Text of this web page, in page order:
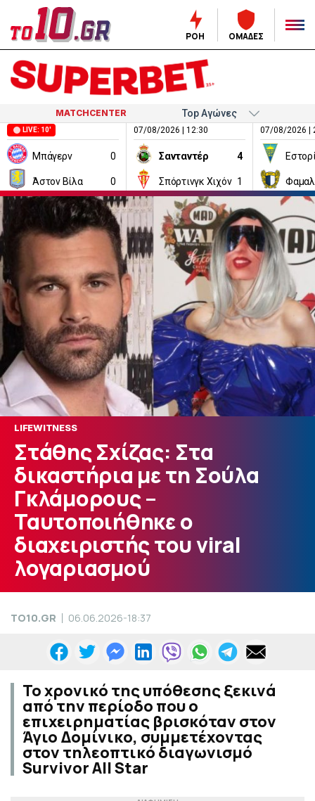
ΡΟΗ ΟΜΑΔΕΣ
MATCHCENTER
07/08/2026 | 12:30
Σανταντέρ 4
Σπόρτινγκ Χιχόν 1
LIVE: 10'
Μπάγερν 0
Άστον Βίλα 0
07/08/2026 |
LIFEWITNESS
Στάθης Σχίζας: Στα
δικαστήρια με τη Σούλα
Γκλάμορους –
Ταυτοποιήθηκε ο
διαχειριστής του viral
λογαριασμού
TO10.GR 06.06.2026-18:37
Το χρονικό της υπόθεσης ξεκινά
από την περίοδο που ο
επιχειρηματίας βρισκόταν στον
Άγιο Δομίνικο, συμμετέχοντας
στον τηλεοπτικό διαγωνισμό
Survivor All Star